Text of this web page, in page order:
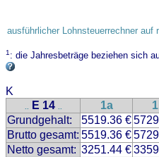
ausführlicher Lohnsteuerrechner auf
1: die Jahresbeträge beziehen sich
K
.. E 14 .. 1a
Grundgehalt:
5519.36 €
Brutto gesamt: 5519.36 €
Netto gesamt: 3251.44 €